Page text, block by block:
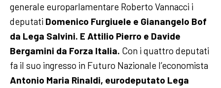
generale europarlamentare Roberto Vannacci i
deputati Domenico Furgiuele e Gianangelo Bof
da Lega Salvini. E Attilio Pierro e Davide
Bergamini da Forza Italia. Con i quattro deputati
fa il suo ingresso in Futuro Nazionale l’economista
Antonio Maria Rinaldi, eurodeputato Lega